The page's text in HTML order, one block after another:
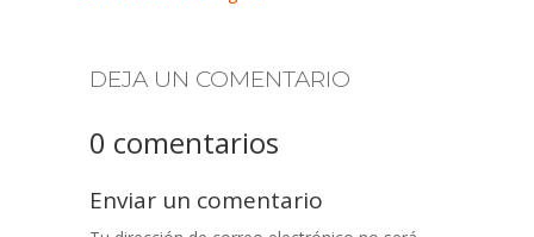
DEJA UN COMENTARIO
0 comentarios
Enviar un comentario